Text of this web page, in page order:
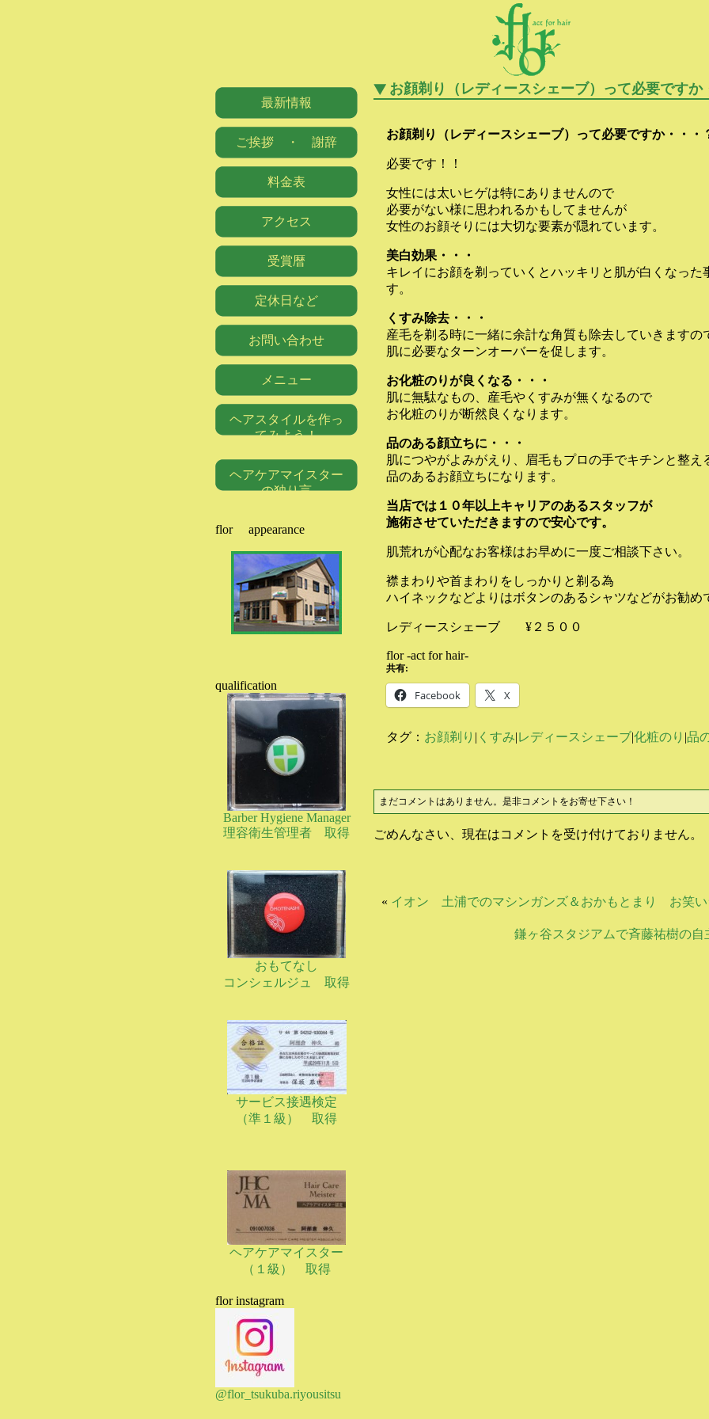
お顔剃り（レディースシェーブ）って必要ですか
お顔剃り（レディースシェーブ）って必要ですか・・・
必要です！！
女性には太いヒゲは特にありませんので
必要がない様に思われるかもしてませんが
女性のお顔そりには大切な要素が隠れています。
美白効果・・・
キレイにお顔を剃っていくとハッキリと肌が白くなった
す。
くすみ除去・・・
産毛を剃る時に一緒に余計な角質も除去していきますの
肌に必要なターンオーバーを促します。
お化粧のりが良くなる・・・
肌に無駄なもの、産毛やくすみが無くなるので
お化粧のりが断然良くなります。
品のある顔立ちに・・・
肌につやがよみがえり、眉毛もプロの手でキチンと整え
品のあるお顔立ちになります。
当店では１０年以上キャリアのあるスタッフが
施術させていただきますので安心です。
肌荒れが心配なお客様はお早めに一度ご相談下さい。
襟まわりや首まわりをしっかりと剃る為
ハイネックなどよりはボタンのあるシャツなどがお勧め
レディースシェーブ ¥２５００
flor -act for hair-
共有:
Facebook X
タグ： お顔剃り | くすみ|レディースシェーブ|化粧のり |品
まだコメントはありません。是非コメントをお寄せ下さい！
ごめんなさい、現在はコメントを受け付けておりません。
« イオン 土浦でのマシンガンズ＆おかもとまり お笑い
鎌ヶ谷スタジアムで斉藤祐樹の自
最新情報
ご挨拶 ・ 謝辞
料金表
アクセス
受賞暦
定休日など
お問い合わせ
メニュー
ヘアスタイルを作っ
てみよう！
ヘアケアマイスター
の独り言
flor appearance
qualification
Barber Hygiene Manager
理容衛生管理者 取得
おもてなし
コンシェルジュ 取得
サービス接遇検定
（準１級） 取得
ヘアケアマイスター
（１級） 取得
flor instagram
@flor_tsukuba.riyousitsu